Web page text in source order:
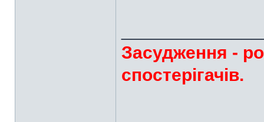
Засудження -
спостерігачів.